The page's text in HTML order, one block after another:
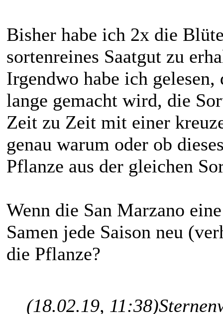
Bisher habe ich 2x die
sortenreines Saatgut zu
Irgendwo habe ich gelesen,
lange gemacht wird, die
Zeit zu Zeit mit einer
genau warum oder ob
Pflanze aus der gleichen
Wenn die San Marzano
Samen jede Saison neu
die Pflanze?
(18.02.19, 11:38)